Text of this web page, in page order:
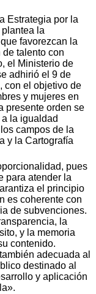
Estrategia por la
plantea la
favorezcan la
talento con
el Ministerio de
adhirió el 9 de
con el objetivo de
y mujeres en
presente orden se
la igualdad
campos de la
y la Cartografía
pues
para atender la
el principio
es coherente con
de subvenciones.
la
y la memoria
contenido.
adecuada al
destinado al
y aplicación